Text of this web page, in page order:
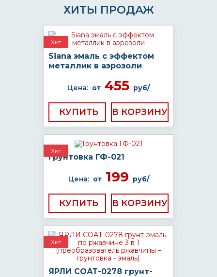
ХИТЫ ПРОДАЖ
Хит
Siana эмаль с эффектом
металлик в аэрозоли
Цена: от 455 руб/
КУПИТЬ
Хит
Грунтовка ГФ-021
Цена: от199 руб/
КУПИТЬ
Хит
ЯРЛИ СОАТ-0278 грунт-